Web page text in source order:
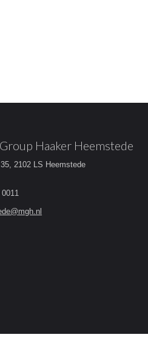
Haaker Heemstede
2102 LS Heemstede